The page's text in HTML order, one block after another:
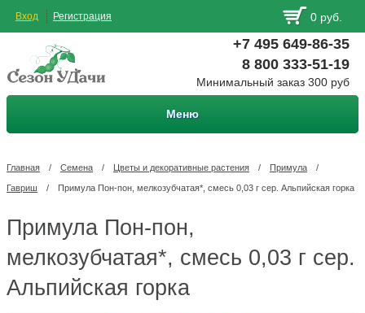
Вход Регистрация 0 руб.
+7 495 649-86-35
8 800 333-51-19
Минимальный заказ 300 руб
Меню
Главная / Семена / Цветы и декоративные растения / Примула /
Гавриш / Примула Пон-пон, мелкозубчатая*, смесь 0,03 г сер. Альпийская горка
Примула Пон-пон,
мелкозубчатая*, смесь 0,03 г сер.
Альпийская горка